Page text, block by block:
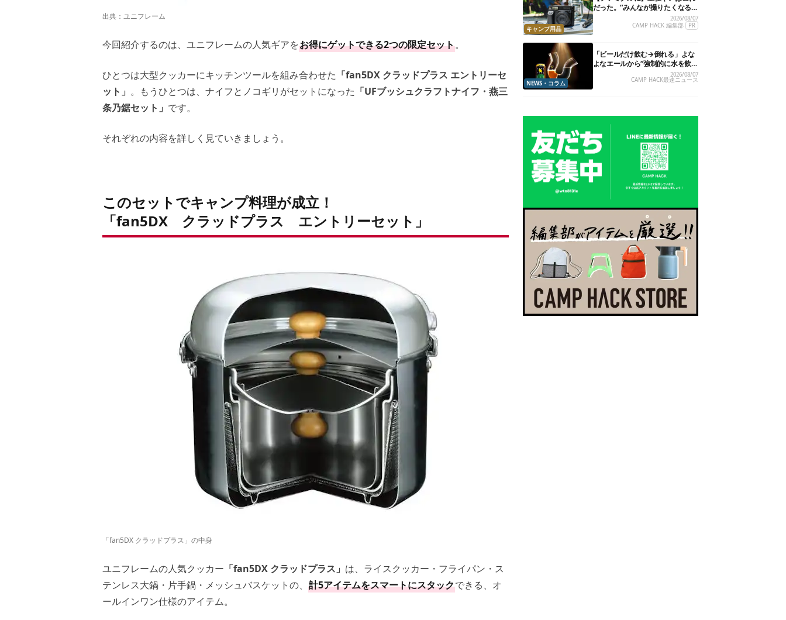
出典： ユニフレーム
今回紹介するのは、ユニフレームの人気ギアをお得にゲットできる2つの限定セット。
ひとつは大型クッカーにキッチンツールを組み合わせた 「fan5DX クラッドプラス エントリーセ
ット」 。もうひとつは、ナイフとノコギリがセットになった 「UFブッシュクラフトナイフ・燕三
条乃鋸セット」 です。
それぞれの内容を詳しく見ていきましょう。
このセットでキャンプ料理が成立！
「fan5DX クラッドプラス エントリーセット」
「fan5DX クラッドプラス」の中身
ユニフレームの人気クッカー 「fan5DX クラッドプラス」 は、ライスクッカー・フライパン・ス
テンレス大鍋・片手鍋・メッシュバスケットの、 計5アイテムをスマートにスタックできる、オ
ールインワン仕様のアイテム。
キャンプ用品
だった。“みんなが撮りたくなる
カメラ”が楽しすぎる！
2026/08/07
CAMP HACK 編集部
PR
NEWS・コラム
「ビールだけ飲む→倒れる」よな
よなエールから“強制的に水を飲
2026/08/07
CAMP HACK最速ニュース